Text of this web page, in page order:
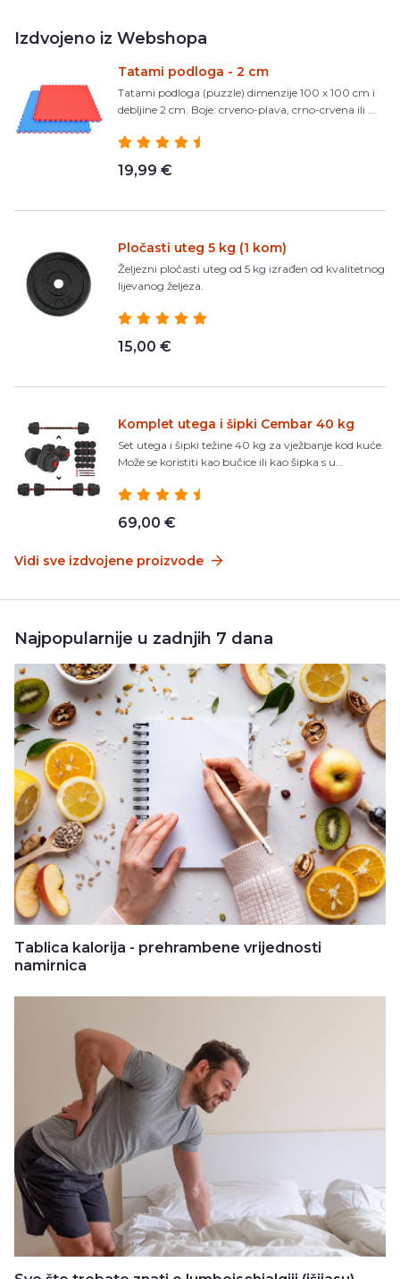
Izdvojeno iz Webshopa
Tatami podloga - 2 cm
Tatami podloga (puzzle) dimenzije 100 x 100 cm i
debljine 2 cm. Boje: crveno-plava, crno-crvena ili ...
19,99 €
Pločasti uteg 5 kg (1 kom)
Željezni pločasti uteg od 5 kg izrađen od kvalitetnog
lijevanog željeza.
15,00 €
Komplet utega i šipki Cembar 40 kg
Set utega i šipki težine 40 kg za vježbanje kod kuće.
Može se koristiti kao bučice ili kao šipka s u...
69,00 €
Vidi sve izdvojene proizvode
Najpopularnije u zadnjih 7 dana
Tablica kalorija - prehrambene vrijednosti
namirnica